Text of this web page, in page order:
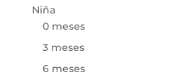
Niña
0 meses
3 meses
6 meses